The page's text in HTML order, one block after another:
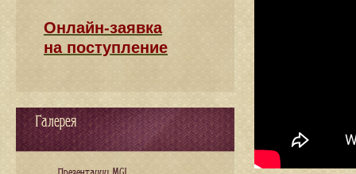
Онлайн-заявка
на поступление
Галерея